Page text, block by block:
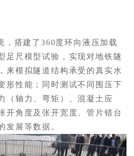
，搭建了360度环向液压加载
足尺模型试验，实现对地铁隧
来模拟隧道结构承受的真实水
形性能；同时测试不同围压下
（轴力、弯矩）、混凝土应
开角度及张开宽度、管片错台
发展等数据。